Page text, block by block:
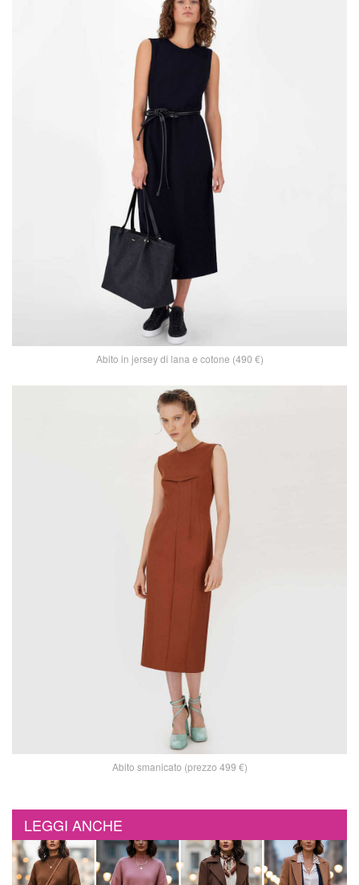
Abito in jersey di lana e cotone (490 €)
Abito smanicato (prezzo 499 €)
LEGGI ANCHE